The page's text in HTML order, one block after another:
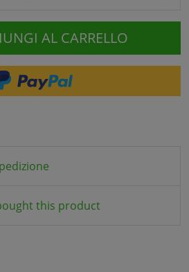
AL CARRELLO
this product